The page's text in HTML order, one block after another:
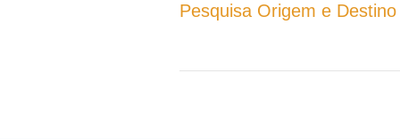
Pesquisa Origem e